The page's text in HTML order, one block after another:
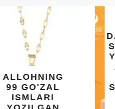
DIYORIDA
O'SUVCHI
KUNDUR
DARAXTINING
SHIFOBAXSH
YELIMI: AQL,
XOTIRA VA
UMUMIY
SALOMATLIK
UCHUN